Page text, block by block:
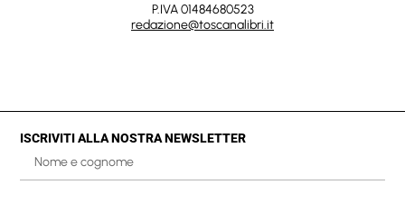
P.IVA 01484680523
redazione@toscanalibri.it
ISCRIVITI ALLA NOSTRA NEWSLETTER